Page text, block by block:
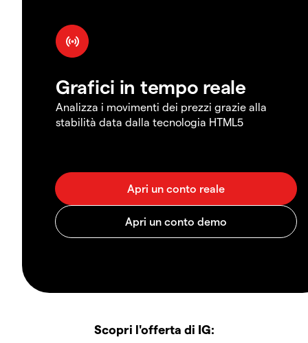
Grafici in tempo reale
Analizza i movimenti dei prezzi grazie alla
stabilità data dalla tecnologia HTML5
Scopri l'offerta di IG: